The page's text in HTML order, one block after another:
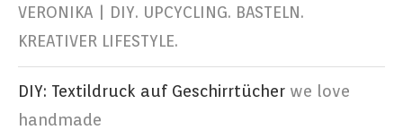
VERONIKA | DIY. UPCYCLING. BASTELN.
KREATIVER LIFESTYLE.
DIY: Textildruck auf Geschirrtücher we love
handmade